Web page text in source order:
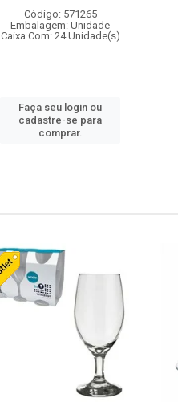
Código: 571265
Embalagem: Unidade
Caixa Com: 24 Unidade(s)
Faça seu login ou
cadastre-se para
comprar.